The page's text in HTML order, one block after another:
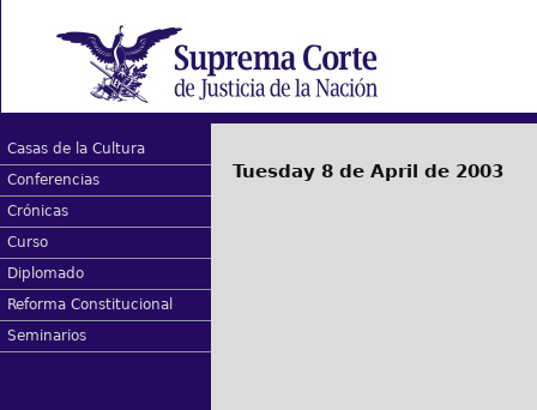
Casas de la Cultura
Conferencias
Crónicas
Curso
Diplomado
Reforma Constitucional
Seminarios
Tuesday 8 de April de 2003